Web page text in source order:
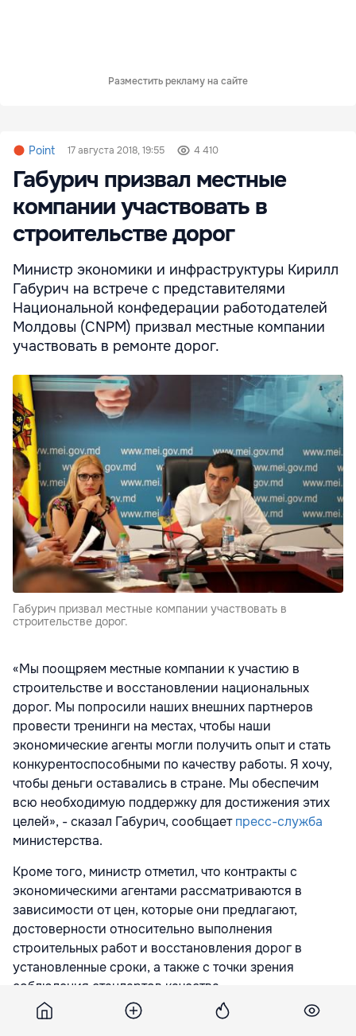
Разместить рекламу на сайте
Point 17 августа 2018, 19:55 4 410
Габурич призвал местные
компании участвовать в
строительстве дорог
Министр экономики и инфраструктуры Кирилл
Габурич на встрече с представителями
Национальной конфедерации работодателей
Молдовы (CNPM) призвал местные компании
участвовать в ремонте дорог.
Габурич призвал местные компании участвовать в
строительстве дорог.
«Мы поощряем местные компании к участию в
строительстве и восстановлении национальных
дорог. Мы попросили наших внешних партнеров
провести тренинги на местах, чтобы наши
экономические агенты могли получить опыт и стать
конкурентоспособными по качеству работы. Я хочу,
чтобы деньги оставались в стране. Мы обеспечим
всю необходимую поддержку для достижения этих
целей», - сказал Габурич, сообщаетпресс-служба
министерства.
Кроме того, министр отметил, что контракты с
экономическими агентами рассматриваются в
зависимости от цен, которые они предлагают,
достоверности относительно выполнения
строительных работ и восстановления дорог в
установленные сроки, а также с точки зрения
соблюдения стандартов качества.
«Я могу с уверенностью сказать, что мы двигаемся